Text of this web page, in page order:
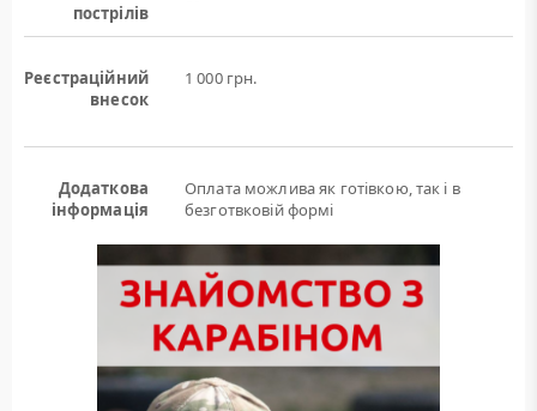
пострілів
Реєстраційний
внесок
1 000 грн.
Додаткова
інформація
Оплата можлива як готівкою, так і в
безготвковій формі